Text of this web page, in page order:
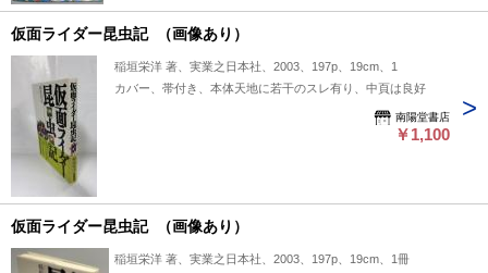
仮面ライダー昆虫記 （画像あり）
稲垣栄洋 著、実業之日本社、2003、197p、19cm、1
カバー、帯付き、本体天地に若干のスレ有り、中頁は良好
南陽堂書店
￥1,100
仮面ライダー昆虫記 （画像あり）
稲垣栄洋 著、実業之日本社、2003、197p、19cm、1冊